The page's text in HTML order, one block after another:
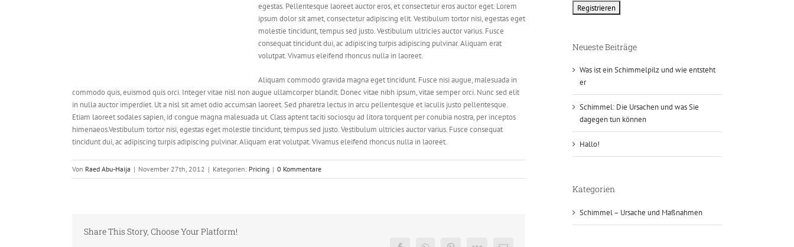
egestas. Pellentesque laoreet auctor eros, et consectetur eros auctor eget. Lorem
ipsum dolor sit amet, consectetur adipiscing elit. Vestibulum tortor nisi, egestas eget
molestie tincidunt, tempus sed justo. Vestibulum ultricies auctor varius. Fusce
consequat tincidunt dui, ac adipiscing turpis adipiscing pulvinar. Aliquam erat
volutpat. Vivamus eleifend rhoncus nulla in laoreet.
Aliquam commodo gravida magna eget tincidunt. Fusce nisi augue, malesuada in
commodo quis, euismod quis orci. Integer vitae nisl non augue ullamcorper blandit. Donec vitae nibh ipsum, vitae semper orci. Nunc sed elit
in nulla auctor imperdiet. Ut a nisl sit amet odio accumsan laoreet. Sed pharetra lectus in arcu pellentesque et iaculis justo pellentesque.
Etiam laoreet sodales sapien, id congue magna malesuada ut. Class aptent taciti sociosqu ad litora torquent per conubia nostra, per inceptos
himenaeos.Vestibulum tortor nisi, egestas eget molestie tincidunt, tempus sed justo. Vestibulum ultricies auctor varius. Fusce consequat
tincidunt dui, ac adipiscing turpis adipiscing pulvinar. Aliquam erat volutpat. Vivamus eleifend rhoncus nulla in laoreet.
Von Raed Abu-Haija | November 27th, 2012 | Kategorien: Pricing | 0 Kommentare
Share This Story, Choose Your Platform!
Neueste Beiträge
Was ist ein Schimmelpilz und wie entsteht
er
Schimmel: Die Ursachen und was Sie
dagegen tun können
Hallo!
Kategorien
Schimmel – Ursache und Maßnahmen